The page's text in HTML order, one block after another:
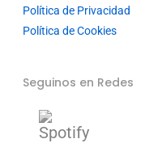
Política de Privacidad
Política de Cookies
Seguinos en Redes